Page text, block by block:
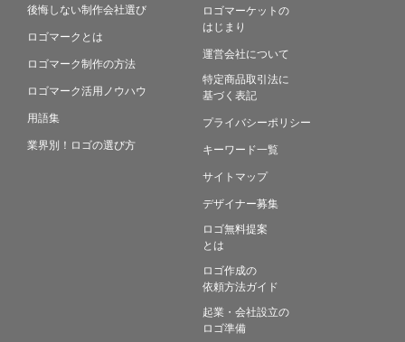
後悔しない制作会社選び
ロゴマークとは
ロゴマーク制作の方法
ロゴマーク活用ノウハウ
用語集
業界別！ロゴの選び方
ロゴマーケットの
はじまり
運営会社について
特定商品取引法に
基づく表記
プライバシーポリシー
キーワード一覧
サイトマップ
デザイナー募集
ロゴ無料提案
とは
ロゴ作成の
依頼方法ガイド
起業・会社設立の
ロゴ準備